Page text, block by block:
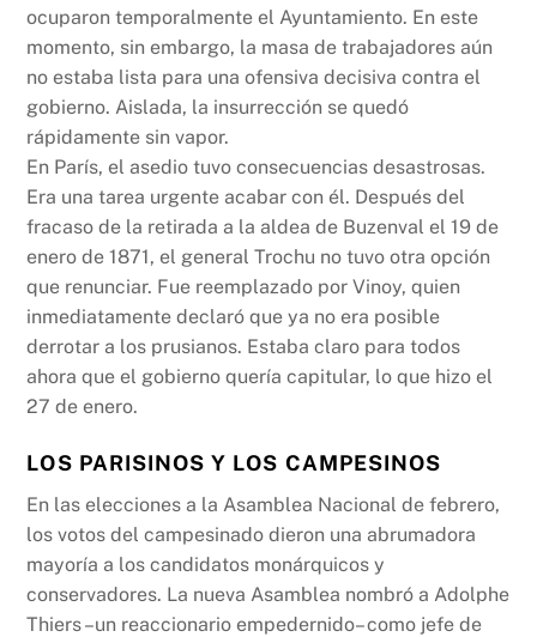
ocuparon temporalmente el Ayuntamiento. En este
momento, sin embargo, la masa de trabajadores aún
no estaba lista para una ofensiva decisiva contra el
gobierno. Aislada, la insurrección se quedó
rápidamente sin vapor.
En París, el asedio tuvo consecuencias desastrosas.
Era una tarea urgente acabar con él. Después del
fracaso de la retirada a la aldea de Buzenval el 19 de
enero de 1871, el general Trochu no tuvo otra opción
que renunciar. Fue reemplazado por Vinoy, quien
inmediatamente declaró que ya no era posible
derrotar a los prusianos. Estaba claro para todos
ahora que el gobierno quería capitular, lo que hizo el
27 de enero.
LOS PARISINOS Y LOS CAMPESINOS
En las elecciones a la Asamblea Nacional de febrero,
los votos del campesinado dieron una abrumadora
mayoría a los candidatos monárquicos y
conservadores. La nueva Asamblea nombró a Adolphe
Thiers –un reaccionario empedernido– como jefe de